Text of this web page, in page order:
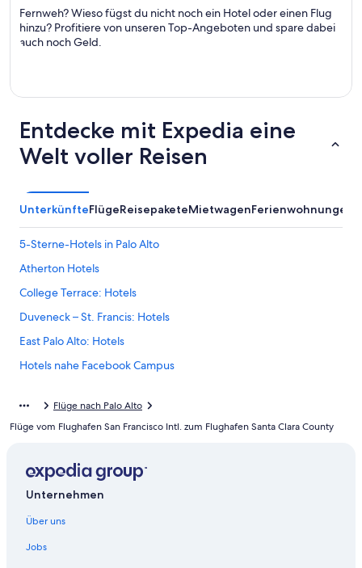
Fernweh? Wieso fügst du nicht noch ein Hotel oder einen Flug
hinzu? Profitiere von unseren Top-Angeboten und spare dabei
auch noch Geld.
Entdecke mit Expedia eine
Welt voller Reisen
UnterkünfteFlügeReisepaketeMietwagenFerienwohnungen
5-Sterne-Hotels in Palo Alto
Atherton Hotels
College Terrace: Hotels
Duveneck – St. Francis: Hotels
East Palo Alto: Hotels
Hotels nahe Facebook Campus
Hotels nahe Santa Clara County
Günstige in Menlo Park
Flüge nach Palo Alto
Flüge vom Flughafen San Francisco Intl. zum Flughafen Santa Clara County
Unternehmen
Über uns
Jobs